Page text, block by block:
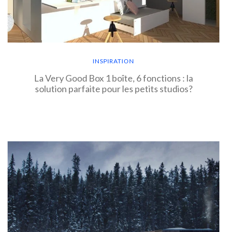
INSPIRATION
La Very Good Box 1 boîte, 6 fonctions : la
solution parfaite pour les petits studios?